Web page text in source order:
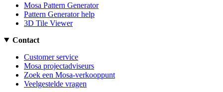
Mosa Pattern Generator
Pattern Generator help
3D Tile Viewer
Contact
Customer service
Mosa projectadviseurs
Zoek een Mosa-verkooppunt
Veelgestelde vragen